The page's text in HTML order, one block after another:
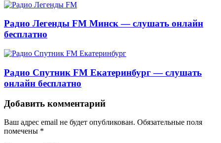
Радио Легенды FM Минск — слушать онлайн
бесплатно
Радио Спутник FM Екатеринбург — слушать
онлайн бесплатно
Добавить комментарий
Ваш адрес email не будет опубликован. Обязательные поля
помечены *